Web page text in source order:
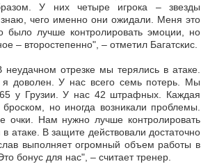
У них четыре игрока – звезды
знаю, чего именно они ожидали. Меня это
было лучше контролировать эмоции, но
– второстепенно", – отметил Багатскис.
отрезке мы терялись в атаке.
доволен. У нас всего семь потерь. Мы
у Грузии. У нас 42 штрафных. Каждая
но иногда возникали проблемы.
очки. Нам нужно лучше контролировать
В защите действовали достаточно
выполняет огромный объем работы в
бонус для нас", – считает тренер.